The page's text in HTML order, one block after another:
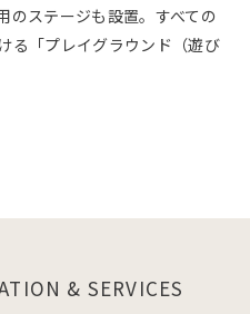
のステージも設置。すべての
る「プレイグラウンド（遊び
& SERVICES